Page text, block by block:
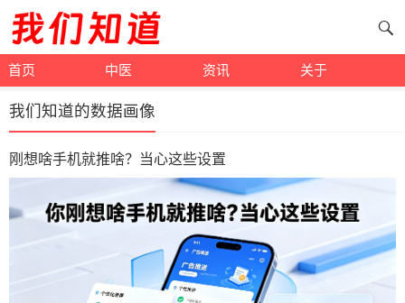
首页 中医 资讯 关于
我们知道的数据画像
刚想啥手机就推啥？当心这些设置